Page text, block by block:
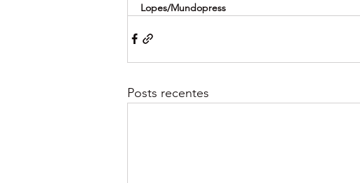
Lopes/Mundopress
Posts recentes